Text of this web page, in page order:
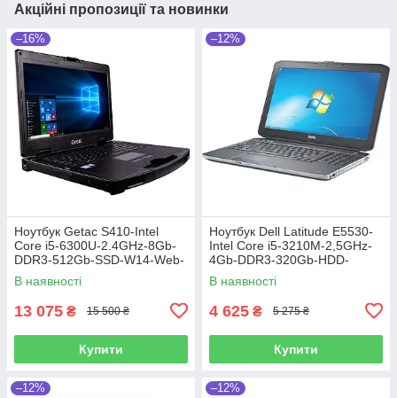
Акційні пропозиції та новинки
–16%
Ноутбук Getac S410-Intel
Core i5-6300U-2.4GHz-8Gb-
DDR3-512Gb-SSD-W14-Web-
FHD-IPS-(4G Modem)-(B)-Б/В
В наявності
13 075 ₴ 15 500 ₴
Купити
–12%
Ноутбук Dell Latitude E5530-
Intel Core i5-3210M-2,5GHz-
4Gb-DDR3-320Gb-HDD-
W15,6-FHD-Web-(B)-Б/В
В наявності
4 625 ₴ 5 275 ₴
Купити
–12% –12%